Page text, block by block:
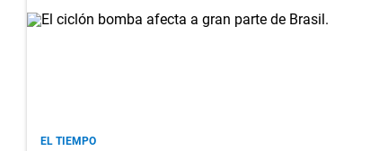
EL TIEMPO